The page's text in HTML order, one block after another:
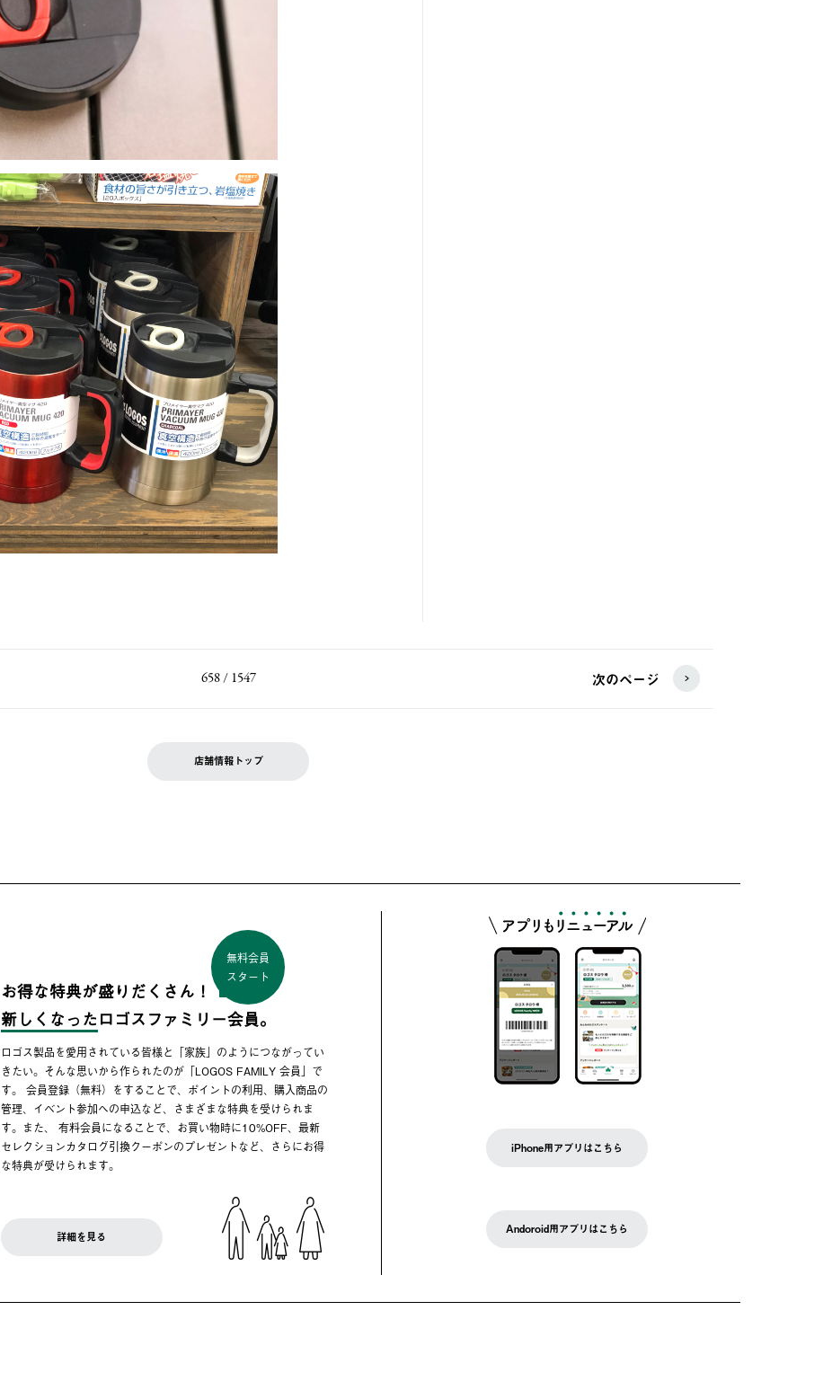
658 / 1547 次のページ
店舗情報トップ
お得な特典が盛りだくさん！
無料会員
スタート
新しくなったロゴスファミリー会員。
ロゴス製品を愛用されている皆様と「家族」のようにつながってい
きたい。そんな思いから作られたのが「LOGOS FAMILY 会員」で
す。 会員登録（無料）をすることで、ポイントの利用、購入商品の
管理、イベント参加への申込など、さまざまな特典を受けられま
す。また、 有料会員になることで、お買い物時に10%OFF、最新
セレクションカタログ引換クーポンのプレゼントなど、さらにお得
な特典が受けられます。
詳細を見る
iPhone用アプリはこちら
Andoroid用アプリはこちら